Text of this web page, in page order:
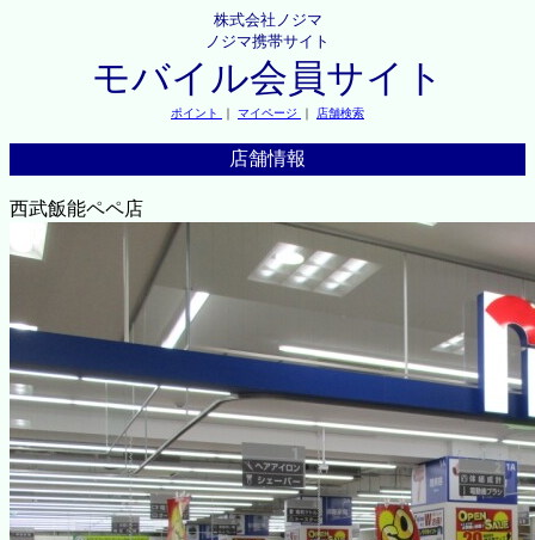
株式会社ノジマ
ノジマ携帯サイト
モバイル会員サイト
ポイント ｜ マイページ ｜ 店舗検索
店舗情報
西武飯能ペペ店